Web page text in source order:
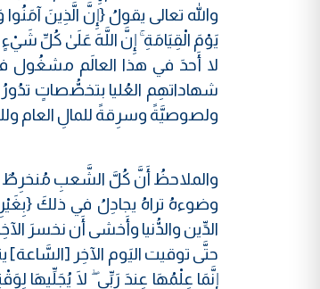
والله تعالى يقولُ {إِنَّ الَّذِينَ
يَوْمَ الْقِيَامَةِ ۚ إِنَّ اللَّهَ عَلَىٰ كُلِّ
لا أَحدَ في هذا العالَم مشغُول
شهاداتهِم العُليا بتخصُّصاتٍ
ولصوصيَّةً وسرِقةً للمالِ العام
والملاحظُ أَنَّ كُلَّ الشَّعبِ مُنخرِطٌ
وضوءهُ تراهُ يجادِلُ في ذلكَ
الدِّين والدُّنيا وأَخشى أَن نخسرَ
حتَّى توقيت اليَوم الآخِر
إِنَّمَا عِلْمُهَا عِندَ رَبِّي ۖ لَا يُجَلِّيهَا